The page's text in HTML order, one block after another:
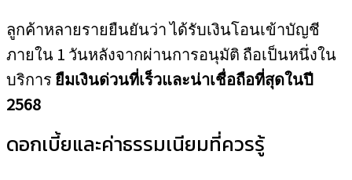
ลูกค้าหลายรายยืนยันว่า ได้รับเงินโอนเข้าบัญชี
ภายใน 1 วันหลังจากผ่านการอนุมัติ ถือเป็นหนึ่งใน
บริการ ยืมเงินด่วนที่เร็วและน่าเชื่อถือที่สุดในปี
2568
ดอกเบี้ยและค่าธรรมเนียมที่ควรรู้